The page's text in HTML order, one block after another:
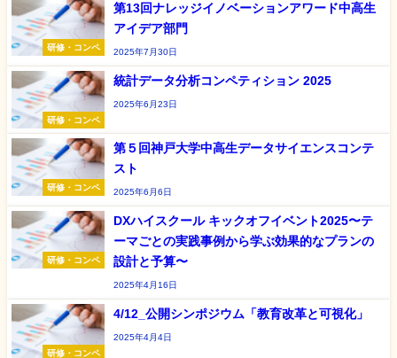
研修・コンペ
第13回ナレッジイノベーションアワード中高生
アイデア部門
2025年7月30日
研修・コンペ
統計データ分析コンペティション 2025
2025年6月23日
研修・コンペ
第５回神戸大学中高生データサイエンスコンテ
スト
2025年6月6日
研修・コンペ
DXハイスクール キックオフイベント2025〜テ
ーマごとの実践事例から学ぶ効果的なプランの
設計と予算〜
2025年4月16日
研修・コンペ
4/12_公開シンポジウム「教育改革と可視化」
2025年4月4日